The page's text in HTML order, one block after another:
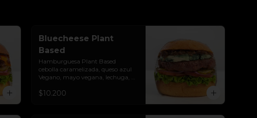
Bluecheese Plant
Based
Hamburguesa Plant Based
cebolla caramelizada, queso azul
Vegano, mayo vegana, lechuga,
pepinillos. Colocados sobre un pan
$10.200